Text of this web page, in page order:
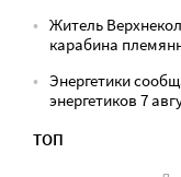
Житель
карабина
Энергетики
энергетиков 7
ТОП